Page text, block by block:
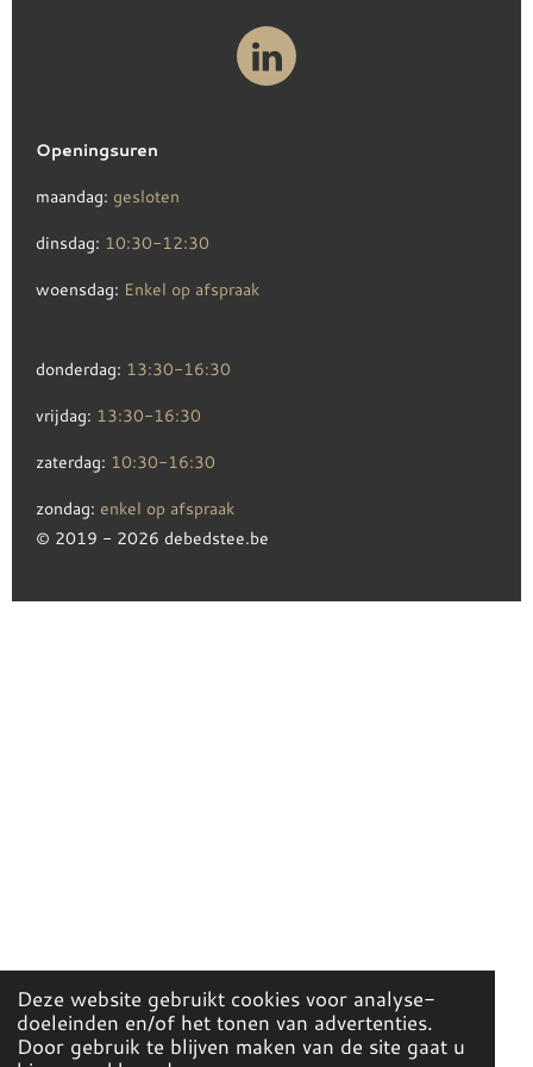
Deze website gebruikt cookies voor analyse-
doeleinden en/of het tonen van advertenties.
Door gebruik te blijven maken van de site gaat u
Openingsuren
maandag: gesloten
dinsdag: 10:30-12:30
woensdag: Enkel op afspraak
donderdag: 13:30-16:30
vrijdag: 13:30-16:30
zaterdag: 10:30-16:30
zondag: enkel op afspraak
© 2019 - 2026 debedstee.be